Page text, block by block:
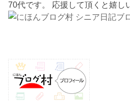
70代です。 応援して頂くと嬉し